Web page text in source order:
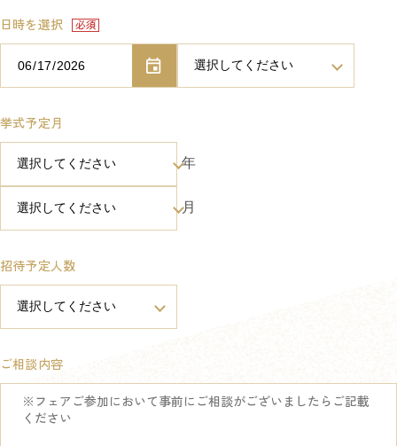
日時を選択
挙式予定月
年
月
招待予定人数
ご相談内容